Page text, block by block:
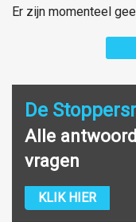
Er zijn momenteel
De
Alle
vragen
KLIK HIER